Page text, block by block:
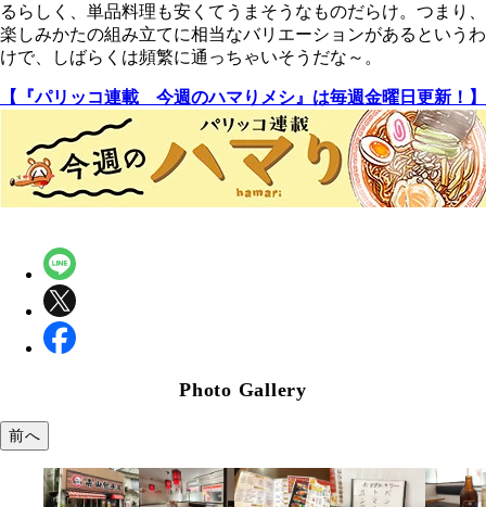
るらしく、単品料理も安くてうまそうなものだらけ。つまり、
楽しみかたの組み立てに相当なバリエーションがあるというわ
けで、しばらくは頻繁に通っちゃいそうだな～。
【『パリッコ連載 今週のハマりメシ』は毎週金曜日更新！】
Photo Gallery
前へ